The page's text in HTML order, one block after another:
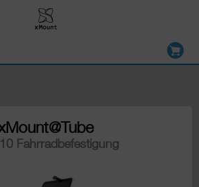
Fahrradbefestigung